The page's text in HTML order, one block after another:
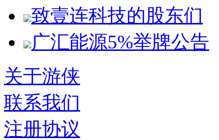
致壹连科技的股东们
广汇能源5%举牌公告
关于游侠
联系我们
注册协议